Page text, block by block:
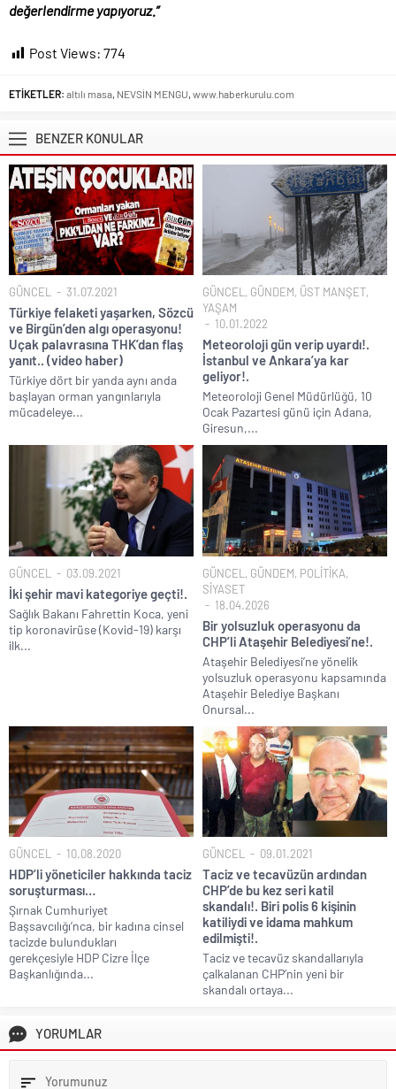
değerlendirme yapıyoruz.”
Post Views: 774
ETİKETLER: altılı masa NEVSİN MENGU www.haberkurulu.com
BENZER KONULAR
GÜNCEL 31.07.2021
Türkiye felaketi yaşarken, Sözcü
ve Birgün’den algı operasyonu!
Uçak palavrasına THK’dan flaş
yanıt.. (video haber)
Türkiye dört bir yanda aynı anda
başlayan orman yangınlarıyla
mücadeleye...
GÜNCEL , GÜNDEM, ÜST MANŞET,
YAŞAM
10.01.2022
Meteoroloji gün verip uyardı!.
İstanbul ve Ankara’ya kar
geliyor!.
Meteoroloji Genel Müdürlüğü, 10
Ocak Pazartesi günü için Adana,
Giresun,...
GÜNCEL 03.09.2021
İki şehir mavi kategoriye geçti!.
Sağlık Bakanı Fahrettin Koca, yeni
tip koronavirüse (Kovid-19) karşı
ilk...
GÜNCEL , GÜNDEM, POLİTİKA,
SİYASET
18.04.2026
Bir yolsuzluk operasyonu da
CHP’li Ataşehir Belediyesi’ne!.
Ataşehir Belediyesi’ne yönelik
yolsuzluk operasyonu kapsamında
Ataşehir Belediye Başkanı
Onursal...
GÜNCEL 10.08.2020
HDP’li yöneticiler hakkında taciz
soruşturması…
Şırnak Cumhuriyet
Başsavcılığı’nca, bir kadına cinsel
tacizde bulundukları
gerekçesiyle HDP Cizre İlçe
Başkanlığında...
GÜNCEL 09.01.2021
Taciz ve tecavüzün ardından
CHP’de bu kez seri katil
skandalı!. Biri polis 6 kişinin
katiliydi ve idama mahkum
edilmişti!.
Taciz ve tecavüz skandallarıyla
çalkalanan CHP’nin yeni bir
skandalı ortaya...
YORUMLAR